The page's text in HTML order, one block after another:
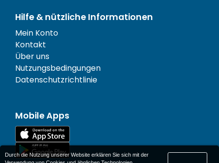
Hilfe & nützliche Informationen
Mein Konto
Kontakt
Über uns
Nutzungsbedingungen
Datenschutzrichtlinie
Mobile Apps
Durch die Nutzung unserer Website erklären Sie sich mit der